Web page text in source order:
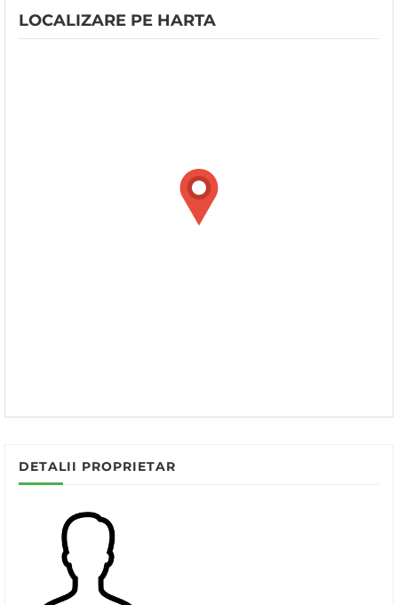
LOCALIZARE PE HARTA
DETALII PROPRIETAR